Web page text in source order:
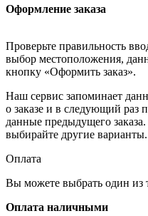
Оформление заказа
Проверьте правильность
выбор местоположения,
кнопку «Оформить заказ».
Наш сервис запоминает
о заказе и в следующий раз
данные предыдущего
выбирайте другие варианты.
Оплата
Вы можете выбрать один из
Оплата наличными